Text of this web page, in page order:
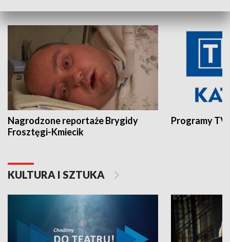
Nagrodzone reportaże Brygidy
Frosztęgi-Kmiecik
Programy
KULTURA I SZTUKA